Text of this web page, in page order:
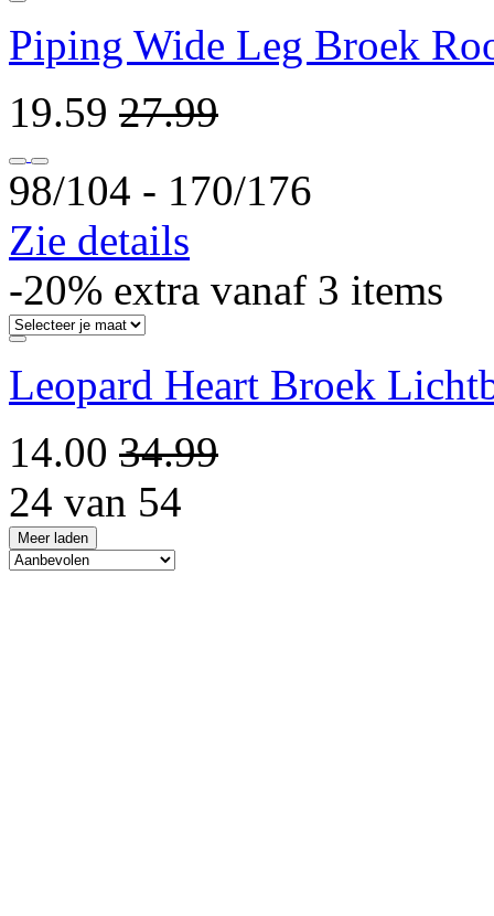
Piping Wide Leg Broek
19.59 27.99
98/104 ‐ 170/176
Zie details
-20% extra vanaf 3 items
Leopard Heart Broek
14.00 34.99
24 van 54
Meer laden